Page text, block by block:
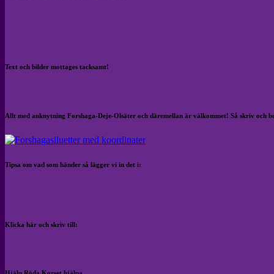
Text och bilder mottages tacksamt!
Allt med anknytning Forshaga-Deje-Olsäter och däremellan är välkommet! Så skriv och
Tipsa om vad som händer så lägger vi in det i:
Klicka här och skriv till: